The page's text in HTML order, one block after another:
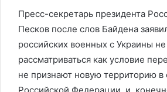
Пресс-секретарь президента
Песков после слов Байдена
российских военных с Украины
рассматриваться как условие
не признают новую территорию в